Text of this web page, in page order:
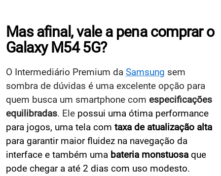
Mas afinal, vale a pena comprar o
Galaxy M54 5G?
O Intermediário Premium da Samsung sem
sombra de dúvidas é uma excelente opção para
quem busca um smartphone com especificações
equilibradas. Ele possui uma ótima performance
para jogos, uma tela com taxa de atualização alta
para garantir maior fluidez na navegação da
interface e também uma bateria monstuosa que
pode chegar a até 2 dias com uso modesto.